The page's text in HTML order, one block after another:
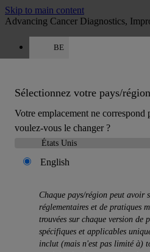
Skip to main content
Advancing Cancer Diagnostics,
BE
Sélectionnez votre pays/région
Votre emplacement ne correspond
voulez-vous le changer ?
English
Chaque pays/région peut avoir
réglementaires et de pratiques
trouvées sur chaque version de
spécifiques et applicables
inclut (mais n'est pas limité à)
Produits
Back
Solutions d’histologie
Back
Préparateurs de